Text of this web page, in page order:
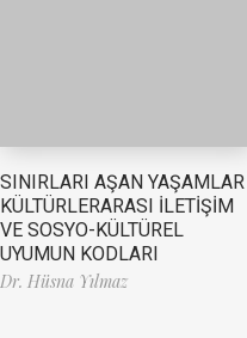
SINIRLARI AŞAN YAŞAMLAR
KÜLTÜRLERARASI İLETİŞİM
VE SOSYO-KÜLTÜREL
UYUMUN KODLARI
Dr. Hüsna Yılmaz